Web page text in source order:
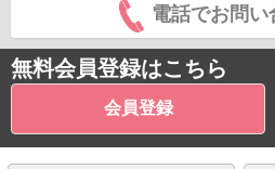
電話でお問い
無料会員登録はこちら
会員登録